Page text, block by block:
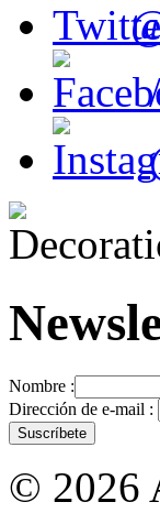
/
Nombre :
Dirección de e-mail :
© 2026